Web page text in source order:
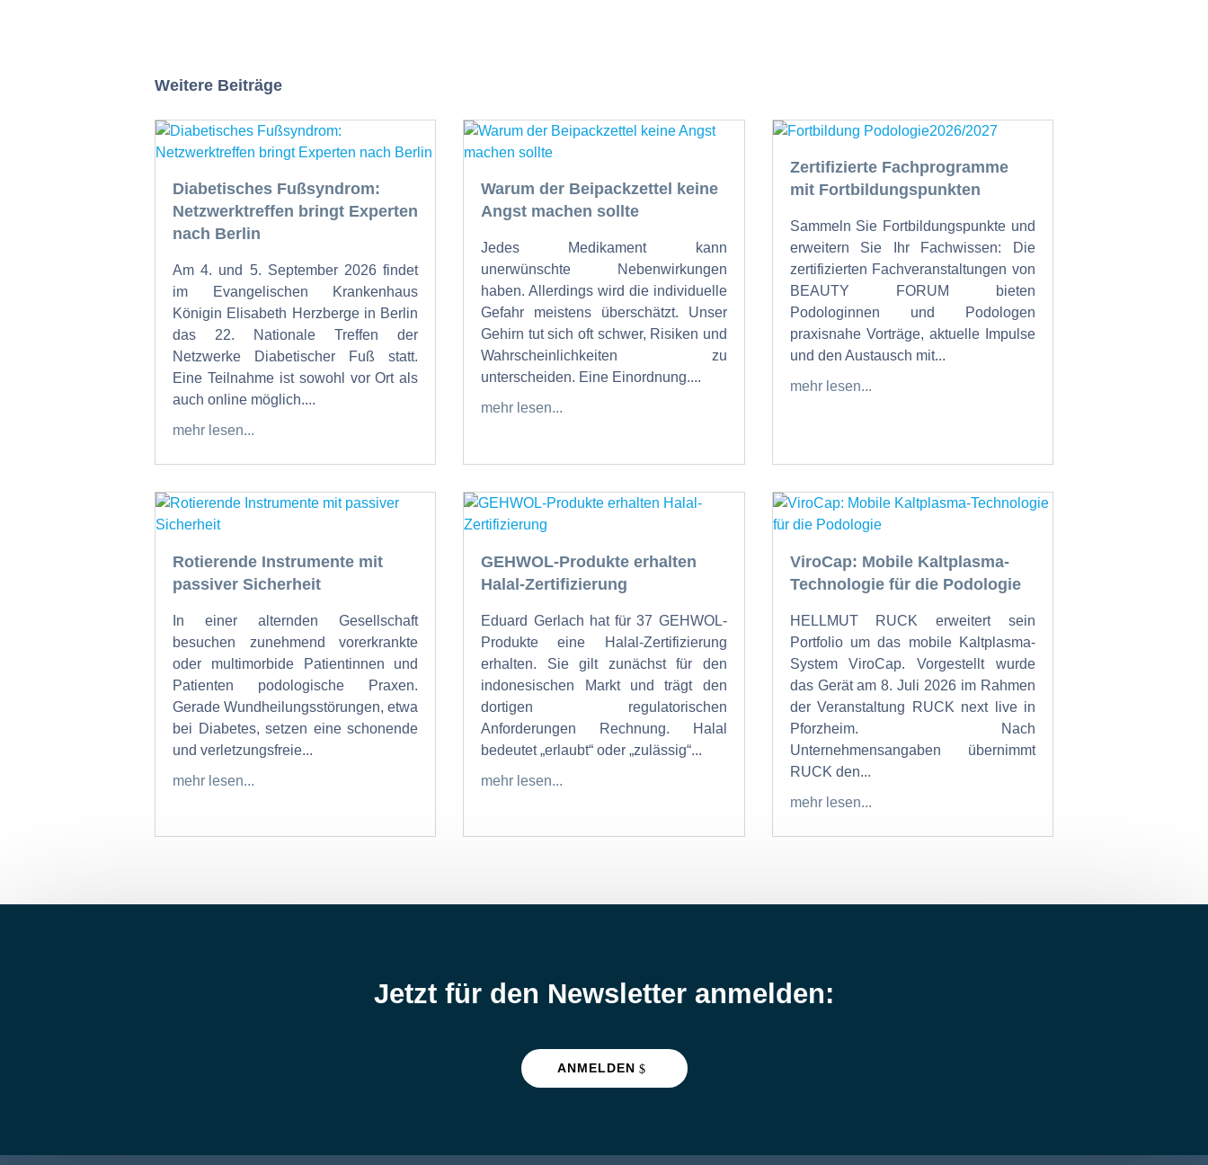
Weitere Beiträge
Diabetisches Fußsyndrom:
Netzwerktreffen bringt Experten
nach Berlin
Am 4. und 5. September 2026 findet
im Evangelischen Krankenhaus
Königin Elisabeth Herzberge in Berlin
das 22. Nationale Treffen der
Netzwerke Diabetischer Fuß statt.
Eine Teilnahme ist sowohl vor Ort als
auch online möglich....
mehr lesen...
Warum der Beipackzettel keine
Angst machen sollte
Jedes Medikament kann
unerwünschte Nebenwirkungen
haben. Allerdings wird die individuelle
Gefahr meistens überschätzt. Unser
Gehirn tut sich oft schwer, Risiken und
Wahrscheinlichkeiten zu
unterscheiden. Eine Einordnung....
mehr lesen...
Zertifizierte Fachprogramme
mit Fortbildungspunkten
Sammeln Sie Fortbildungspunkte und
erweitern Sie Ihr Fachwissen: Die
zertifizierten Fachveranstaltungen von
BEAUTY FORUM bieten
Podologinnen und Podologen
praxisnahe Vorträge, aktuelle Impulse
und den Austausch mit...
mehr lesen...
Rotierende Instrumente mit
passiver Sicherheit
In einer alternden Gesellschaft
besuchen zunehmend vorerkrankte
oder multimorbide Patientinnen und
Patienten podologische Praxen.
Gerade Wundheilungsstörungen, etwa
bei Diabetes, setzen eine schonende
und verletzungsfreie...
mehr lesen...
GEHWOL-Produkte erhalten
Halal-Zertifizierung
Eduard Gerlach hat für 37 GEHWOL-
Produkte eine Halal-Zertifizierung
erhalten. Sie gilt zunächst für den
indonesischen Markt und trägt den
dortigen regulatorischen
Anforderungen Rechnung. Halal
bedeutet „erlaubt“ oder „zulässig“...
mehr lesen...
ViroCap: Mobile Kaltplasma-
Technologie für die Podologie
HELLMUT RUCK erweitert sein
Portfolio um das mobile Kaltplasma-
System ViroCap. Vorgestellt wurde
das Gerät am 8. Juli 2026 im Rahmen
der Veranstaltung RUCK next live in
Pforzheim. Nach
Unternehmensangaben übernimmt
RUCK den...
mehr lesen...
Jetzt für den Newsletter anmelden:
ANMELDEN